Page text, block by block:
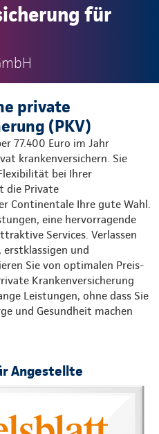
für
private
(PKV)
77.400 Euro im Jahr
krankenversichern. Sie
bei Ihrer
die Private
Continentale Ihre gute Wahl.
eine hervorragende
Services. Verlassen
erstklassigen und
Sie von optimalen Preis-
Krankenversicherung
Leistungen, ohne dass Sie
und Gesundheit machen
Angestellte